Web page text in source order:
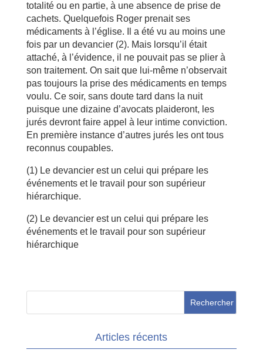
totalité ou en partie, à une absence de prise de
cachets. Quelquefois Roger prenait ses
médicaments à l’église. Il a été vu au moins une
fois par un devancier (2). Mais lorsqu’il était
attaché, à l’évidence, il ne pouvait pas se plier à
son traitement. On sait que lui-même n’observait
pas toujours la prise des médicaments en temps
voulu. Ce soir, sans doute tard dans la nuit
puisque une dizaine d’avocats plaideront, les
jurés devront faire appel à leur intime conviction.
En première instance d’autres jurés les ont tous
reconnus coupables.
(1) Le devancier est un celui qui prépare les
événements et le travail pour son supérieur
hiérarchique.
(2) Le devancier est un celui qui prépare les
événements et le travail pour son supérieur
hiérarchique
Articles récents